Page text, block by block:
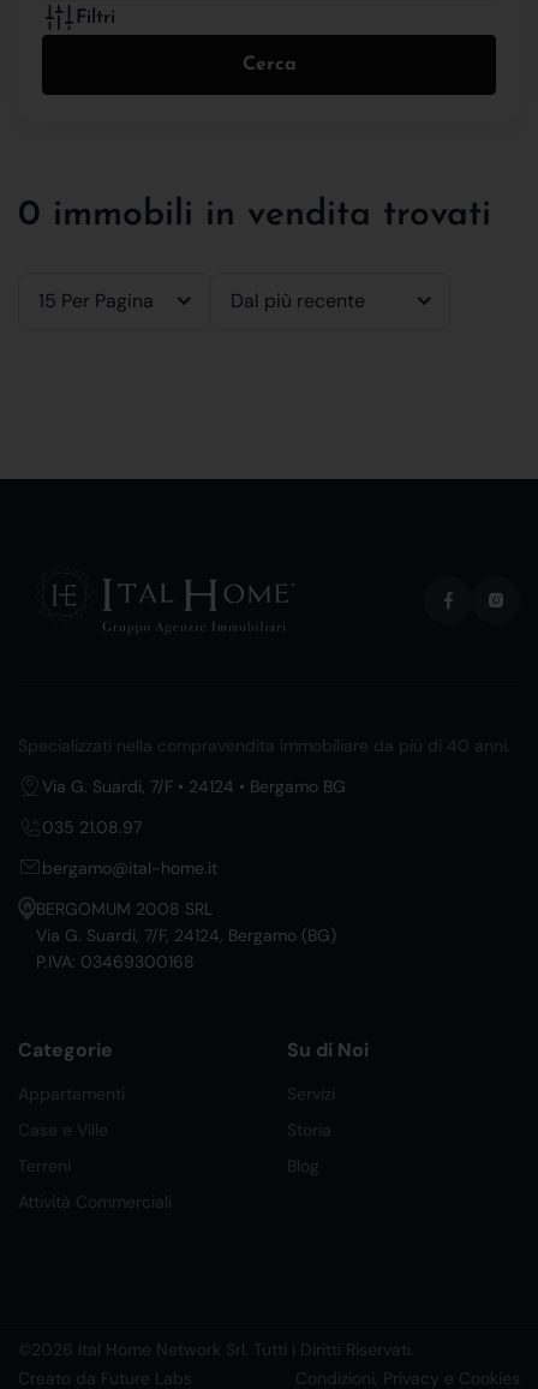
Filtri
Cerca
0 immobili in vendita trovati
15 Per Pagina Dal più recente
Specializzati nella compravendita immobiliare da più di 40 anni.
Via G. Suardi, 7/F • 24124 • Bergamo BG
035 21.08.97
bergamo@ital-home.it
BERGOMUM 2008 SRL
Via G. Suardi, 7/F, 24124, Bergamo (BG)
P.IVA: 03469300168
Categorie
Appartamenti
Case e Ville
Terreni
Attività Commerciali
Su di Noi
Servizi
Storia
Blog
©2026 Ital Home Network Srl. Tutti i Diritti Riservati.
Creato da Future Labs
Condizioni, Privacy e Cookies